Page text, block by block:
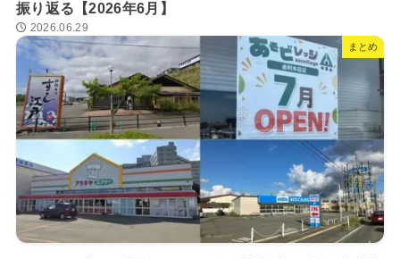
振り返る【2026年6月】
2026.06.29
まとめ